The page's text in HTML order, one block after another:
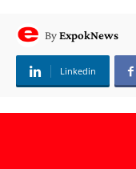
ByExpokNews
Linkedin